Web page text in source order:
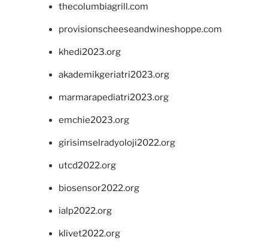
thecolumbiagrill.com
provisionscheeseandwineshoppe.com
khedi2023.org
akademikgeriatri2023.org
marmarapediatri2023.org
emchie2023.org
girisimselradyoloji2022.org
utcd2022.org
biosensor2022.org
ialp2022.org
klivet2022.org